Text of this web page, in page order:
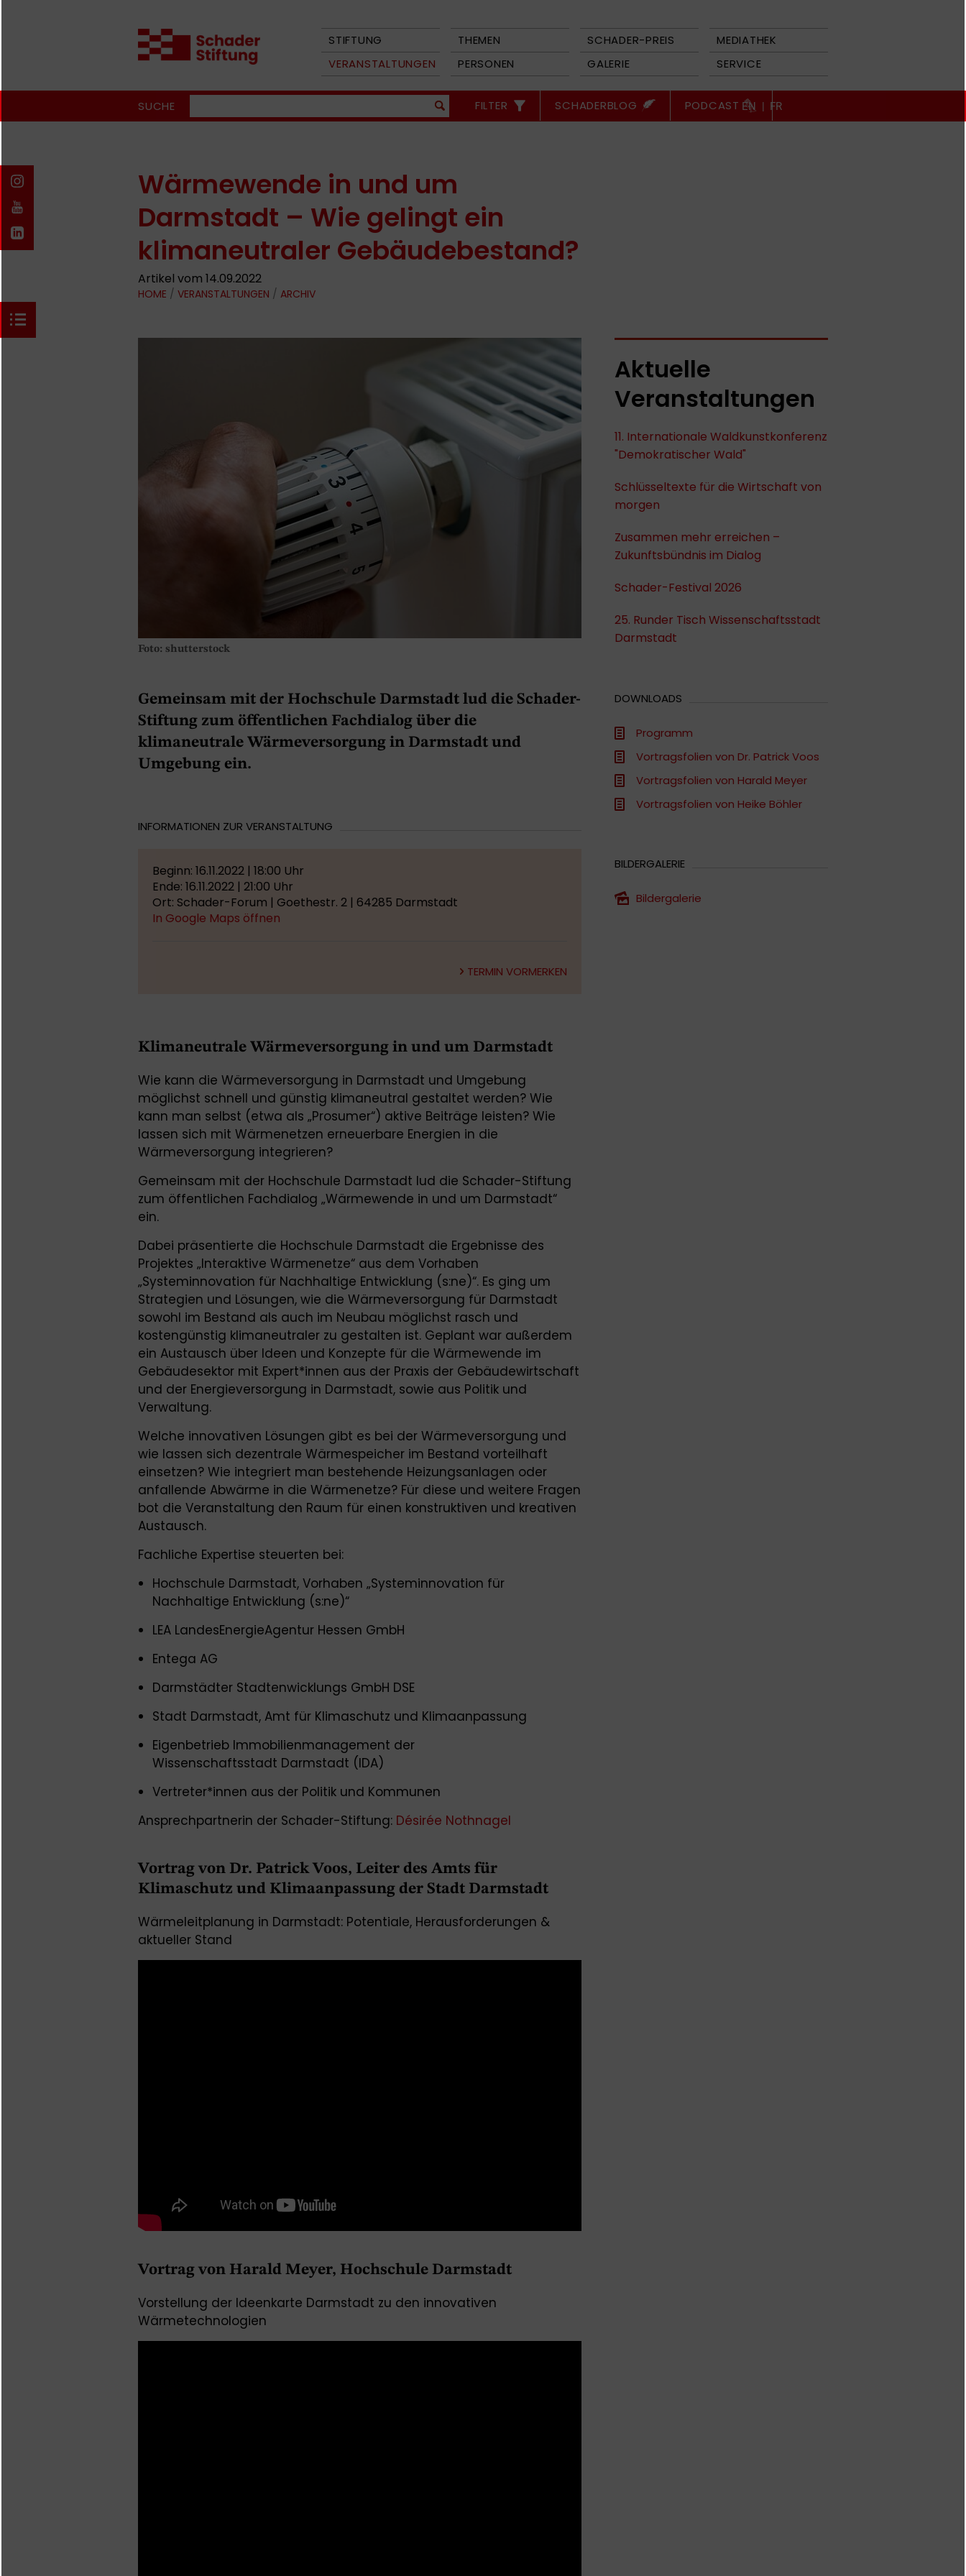
STIFTUNG THEMEN SCHADER-PREIS
MEDIATHEK
VERANSTALTUNGEN
PERSONEN GALERIE SERVICE
SUCHE FILTER SCHADERBLOG PODCAST EN | FR
Wärmewende in und um
Darmstadt – Wie gelingt ein
klimaneutraler Gebäudebestand?
Artikel vom 14.09.2022
HOME / VERANSTALTUNGEN / ARCHIV
Foto: shutterstock
Gemeinsam mit der Hochschule Darmstadt lud die Schader-
Stiftung zum öffentlichen Fachdialog über die
klimaneutrale Wärmeversorgung in Darmstadt und
Umgebung ein.
INFORMATIONEN ZUR VERANSTALTUNG
Beginn: 16.11.2022 | 18:00 Uhr
Ende: 16.11.2022 | 21:00 Uhr
Ort: Schader-Forum | Goethestr. 2 | 64285 Darmstadt
In Google Maps öffnen
TERMIN VORMERKEN
Klimaneutrale Wärmeversorgung in und um Darmstadt
Wie kann die Wärmeversorgung in Darmstadt und Umgebung
möglichst schnell und günstig klimaneutral gestaltet werden? Wie
kann man selbst (etwa als „Prosumer“) aktive Beiträge leisten? Wie
lassen sich mit Wärmenetzen erneuerbare Energien in die
Wärmeversorgung integrieren?
Gemeinsam mit der Hochschule Darmstadt lud die Schader-Stiftung
zum öffentlichen Fachdialog „Wärmewende in und um Darmstadt“
ein.
Dabei präsentierte die Hochschule Darmstadt die Ergebnisse des
Projektes „Interaktive Wärmenetze“ aus dem Vorhaben
„Systeminnovation für Nachhaltige Entwicklung (s:ne)“. Es ging um
Strategien und Lösungen, wie die Wärmeversorgung für Darmstadt
sowohl im Bestand als auch im Neubau möglichst rasch und
kostengünstig klimaneutraler zu gestalten ist. Geplant war außerdem
ein Austausch über Ideen und Konzepte für die Wärmewende im
Gebäudesektor mit Expert*innen aus der Praxis der Gebäudewirtschaft
und der Energieversorgung in Darmstadt, sowie aus Politik und
Verwaltung.
Welche innovativen Lösungen gibt es bei der Wärmeversorgung und
wie lassen sich dezentrale Wärmespeicher im Bestand vorteilhaft
einsetzen? Wie integriert man bestehende Heizungsanlagen oder
anfallende Abwärme in die Wärmenetze? Für diese und weitere Fragen
bot die Veranstaltung den Raum für einen konstruktiven und kreativen
Austausch.
Fachliche Expertise steuerten bei:
Hochschule Darmstadt, Vorhaben „Systeminnovation für
Nachhaltige Entwicklung (s:ne)“
LEA LandesEnergieAgentur Hessen GmbH
Entega AG
Darmstädter Stadtenwicklungs GmbH DSE
Stadt Darmstadt, Amt für Klimaschutz und Klimaanpassung
Eigenbetrieb Immobilienmanagement der
Wissenschaftsstadt Darmstadt (IDA)
Vertreter*innen aus der Politik und Kommunen
Ansprechpartnerin der Schader-Stiftung: Désirée Nothnagel
Vortrag von Dr. Patrick Voos, Leiter des Amts für
Klimaschutz und Klimaanpassung der Stadt Darmstadt
Wärmeleitplanung in Darmstadt: Potentiale, Herausforderungen &
aktueller Stand
Vortrag von Harald Meyer, Hochschule Darmstadt
Vorstellung der Ideenkarte Darmstadt zu den innovativen
Wärmetechnologien
Aktuelle
Veranstaltungen
11. Internationale Waldkunstkonferenz
"Demokratischer Wald"
Schlüsseltexte für die Wirtschaft von
morgen
Zusammen mehr erreichen –
Zukunftsbündnis im Dialog
Schader-Festival 2026
25. Runder Tisch Wissenschaftsstadt
Darmstadt
DOWNLOADS
Programm
Vortragsfolien von Dr. Patrick Voos
Vortragsfolien von Harald Meyer
Vortragsfolien von Heike Böhler
BILDERGALERIE
Bildergalerie